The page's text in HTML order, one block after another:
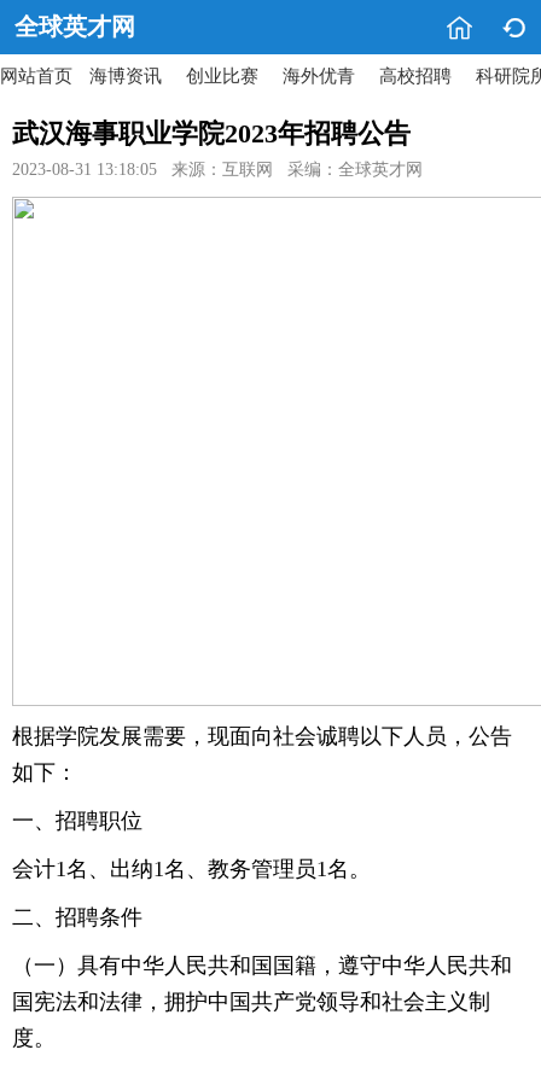
全球英才网  
网站首页 海博资讯 创业比赛 海外优青 高校招聘 科研院
武汉海事职业学院2023年招聘公告
2023-08-31 13:18:05 来源：互联网 采编：全球英才网
根据学院发展需要，现面向社会诚聘以下人员，公告
如下：
一、招聘职位
会计1名、出纳1名、教务管理员1名。
二、招聘条件
（一）具有中华人民共和国国籍，遵守中华人民共和
国宪法和法律，拥护中国共产党领导和社会主义制
度。